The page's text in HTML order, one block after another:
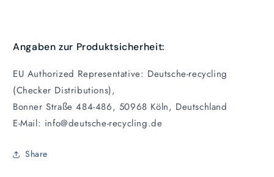
Angaben zur Produktsicherheit:
EU Authorized Representative: Deutsche-recycling
(Checker Distributions),
Bonner Straße 484-486, 50968 Köln, Deutschland
E-Mail: info@deutsche-recycling.de
Share